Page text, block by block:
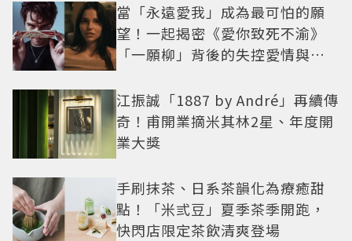
當「永遠愛我」成為最可怕的願
望！一起揭密《愛你致死不渝》
「一願柳」背後的失控愛情與爆
江振誠「1887 by André」再續傳
奇！甫開業摘米其林2星、年度開
業大獎
手刷抹茶、日系茶韻化為療癒甜
點！「米弎豆」夏季茶季開跑，
快閃店限定茶飲清爽登場